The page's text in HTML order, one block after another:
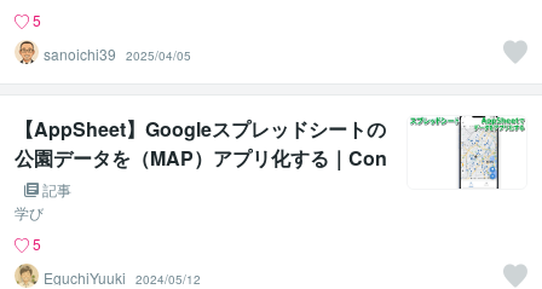
5
sanoichi39
2025/04/05
【AppSheet】Googleスプレッドシートの
公園データを（MAP）アプリ化する｜Con
vert Google Spreadsheet park data into
an (map) app
記事
学び
5
EguchiYuuki
2024/05/12